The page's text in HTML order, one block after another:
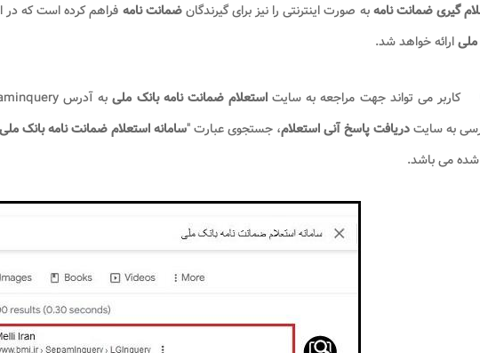
گیری ضمانت نامهبه صورت اینترنتی را نیز برای گیرندگانضمانت نامه فراهم کرده است که در
ملیارائه خواهد شد.
کاربر می تواند جهت مراجعه به سایتاستعلام ضمانت نامه بانک ملی
به سایتدریافت پاسخ آنی استعلام، جستجوی عبارت "سامانه استعلام ضمانت نامه بانک ملی
شده می باشد.